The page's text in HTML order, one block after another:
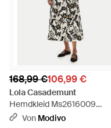
168,99 €106,99 €
Lola Casademunt
Hemdkleid Ms2616009
Regular Fit - Schwarz
Von Modivo